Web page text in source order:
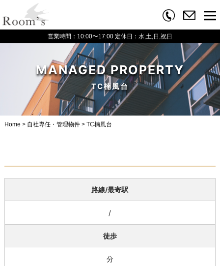
営業時間：10:00〜17:00 定休日：水,土,日,祝日
MANAGED PROPERTY
TC楠風台
Home > 自社専任・管理物件> TC楠風台
路線/最寄駅
/
徒歩
分